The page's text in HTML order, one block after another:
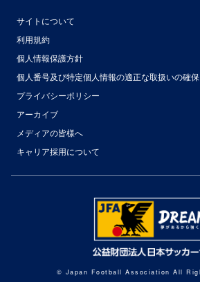
サイトについて
利用規約
個人情報保護方針
個人番号及び特定個人情報の適正な取扱いの確
プライバシーポリシー
アーカイブ
メディアの皆様へ
キャリア採用について
© Japan Football Association All